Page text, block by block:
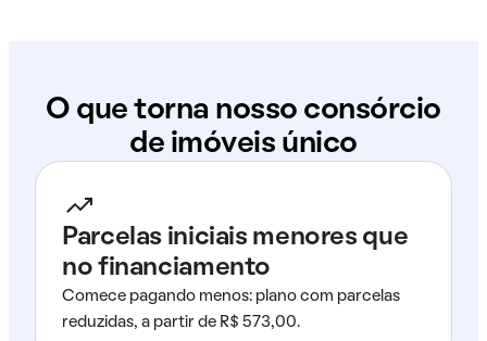
O que torna nosso consórcio
de imóveis único
Parcelas iniciais menores que
no financiamento
Comece pagando menos: plano com parcelas
reduzidas, a partir de R$ 573,00.